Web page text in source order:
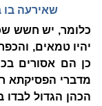
שאירעה בו
כלומר, יש חשש
יהיו טמאים,
כן הם אסורים
מדברי הפסיקתא
הכהן הגדול